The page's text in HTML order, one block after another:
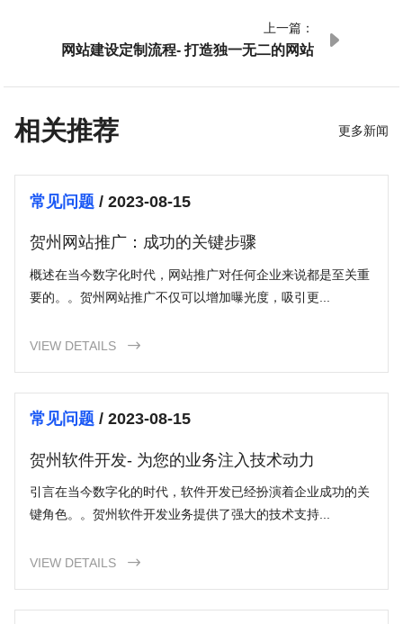
上一篇：
网站建设定制流程- 打造独一无二的网站

相关推荐 更多新闻
常见问题/ 2023-08-15
贺州网站推广：成功的关键步骤
概述在当今数字化时代，网站推广对任何企业来说都是至关重
要的。。贺州网站推广不仅可以增加曝光度，吸引更...
VIEW DETAILS 
常见问题/ 2023-08-15
贺州软件开发- 为您的业务注入技术动力
引言在当今数字化的时代，软件开发已经扮演着企业成功的关
键角色。。贺州软件开发业务提供了强大的技术支持...
VIEW DETAILS 